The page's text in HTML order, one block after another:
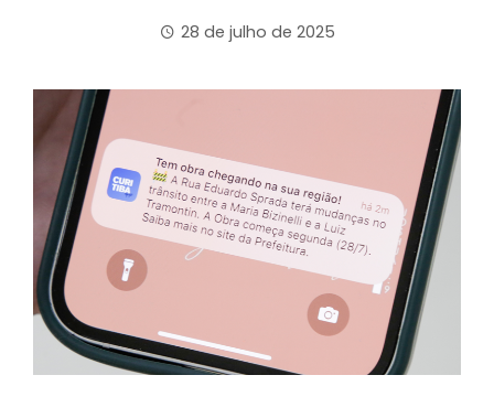
28 de julho de 2025